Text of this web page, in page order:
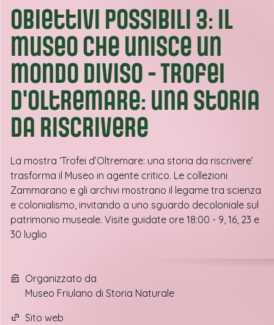
Obiettivi possibili 3: il
museo che unisce un
mondo diviso - Trofei
d'oltremare: una storia
da riscrivere
La mostra ‘Trofei d’Oltremare: una storia da riscrivere’
trasforma il Museo in agente critico. Le collezioni
Zammarano e gli archivi mostrano il legame tra scienza
e colonialismo, invitando a uno sguardo decoloniale sul
patrimonio museale. Visite guidate ore 18:00 - 9, 16, 23 e
30 luglio
Organizzato da
Museo Friulano di Storia Naturale
Sito web